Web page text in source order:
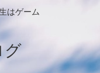
はゲーム
グ